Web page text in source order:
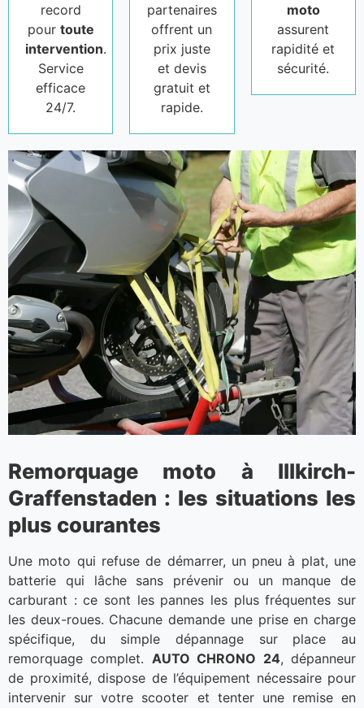
record
pour toute
intervention.
Service
efficace
24/7.
partenaires
offrent un
prix juste
et devis
gratuit et
rapide.
moto
assurent
rapidité et
sécurité.
Remorquage moto à Illkirch-
Graffenstaden : les situations les
plus courantes
Une moto qui refuse de démarrer, un pneu à plat, une
batterie qui lâche sans prévenir ou un manque de
carburant : ce sont les pannes les plus fréquentes sur
les deux-roues. Chacune demande une prise en charge
spécifique, du simple dépannage sur place au
remorquage complet. AUTO CHRONO 24, dépanneur
de proximité, dispose de l’équipement nécessaire pour
intervenir sur votre scooter et tenter une remise en